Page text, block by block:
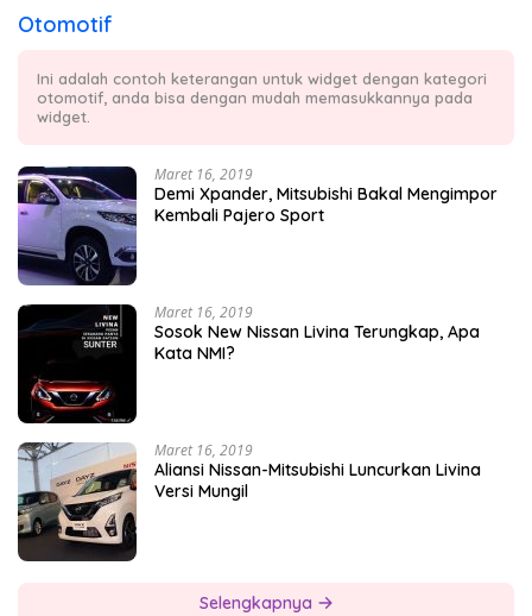
Otomotif
Ini adalah contoh keterangan untuk widget dengan kategori
otomotif, anda bisa dengan mudah memasukkannya pada
widget.
Maret 16, 2019
Demi Xpander, Mitsubishi Bakal Mengimpor
Kembali Pajero Sport
Maret 16, 2019
Sosok New Nissan Livina Terungkap, Apa
Kata NMI?
Maret 16, 2019
Aliansi Nissan-Mitsubishi Luncurkan Livina
Versi Mungil
Selengkapnya